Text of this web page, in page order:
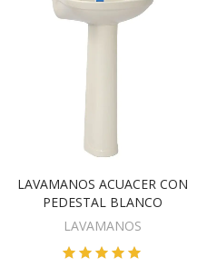
VER OPCIONES
LAVAMANOS ACUACER CON
PEDESTAL BLANCO
LAVAMANOS